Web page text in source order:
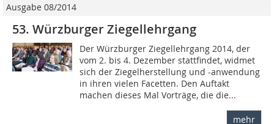
Ausgabe 08/2014
53. Würzburger Ziegellehrgang
Der Würzburger Ziegellehrgang 2014, der
vom 2. bis 4. Dezember stattfindet, widmet
sich der Ziegelherstellung und -anwendung
in ihren vielen Facetten. Den Auftakt
machen dieses Mal Vorträge, die die...
mehr